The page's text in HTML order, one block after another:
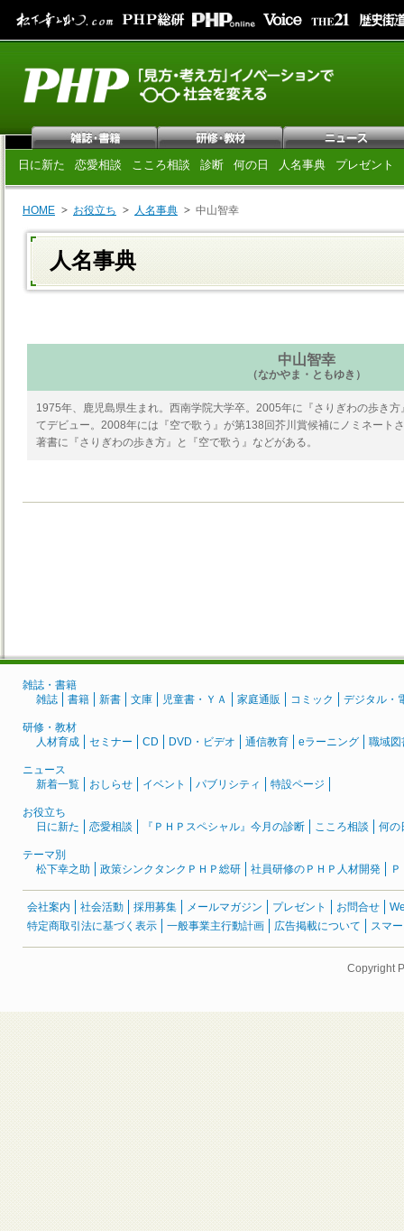
日に新た 恋愛相談 こころ相談 診断 何の日 人名事典 プレゼント
HOME お役立ち 人名事典 中山智幸
人名事典
中山智幸
（なかやま・ともゆき）
1975年、鹿児島県生まれ。西南学院大学卒。2005年に『さりぎわの歩き
てデビュー。2008年には『空で歌う』が第138回芥川賞候補にノミネート
著書に『さりぎわの歩き方』と『空で歌う』などがある。
雑誌・書籍
雑誌
書籍 新書 文庫 児童書・ＹＡ 家庭通販 コミック デジタル・
研修・教材
人材育成
セミナー CD DVD・ビデオ 通信教育 eラーニング 職域図
ニュース
新着一覧
おしらせ イベント パブリシティ 特設ページ
お役立ち
日に新た
恋愛相談 『ＰＨＰスペシャル』今月の診断 こころ相談 何の
テーマ別
松下幸之助
政策シンクタンクＰＨＰ総研 社員研修のＰＨＰ人材開発
会社案内 社会活動 採用募集 メールマガジン プレゼント お問合せ
特定商取引法に基づく表示
一般事業主行動計画 広告掲載について スマ
Copyright